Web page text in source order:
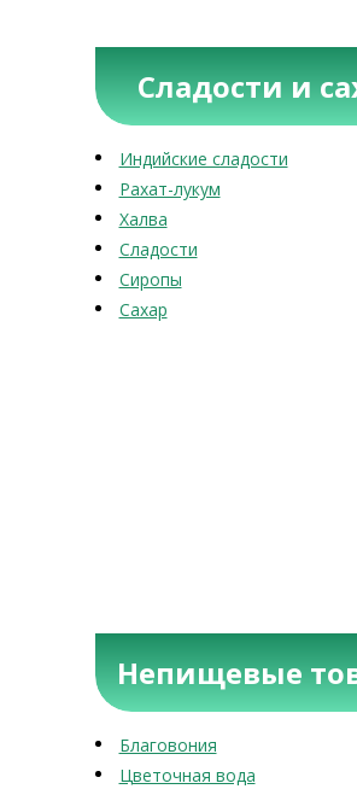
Сладости и
Индийские сладости
Рахат-лукум
Халва
Сладости
Сиропы
Сахар
Непищевые
Благовония
Цветочная вода